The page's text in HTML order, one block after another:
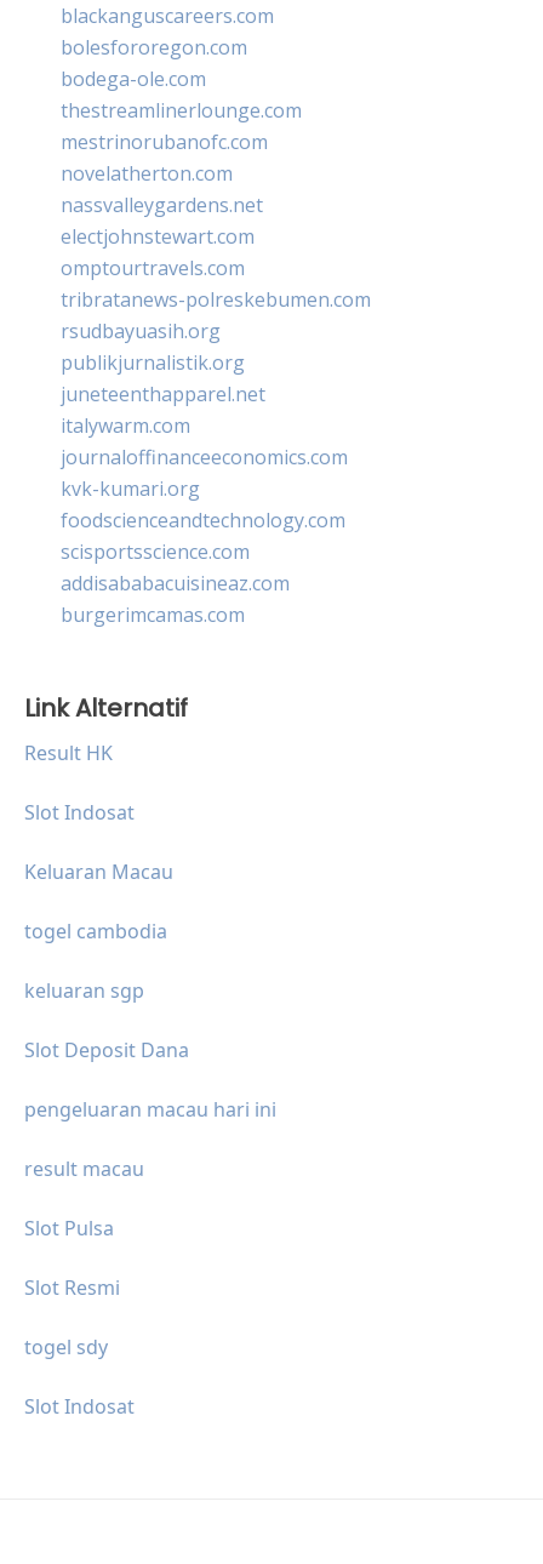
blackanguscareers.com
bolesfororegon.com
bodega-ole.com
thestreamlinerlounge.com
mestrinorubanofc.com
novelatherton.com
nassvalleygardens.net
electjohnstewart.com
omptourtravels.com
tribratanews-polreskebumen.com
rsudbayuasih.org
publikjurnalistik.org
juneteenthapparel.net
italywarm.com
journaloffinanceeconomics.com
kvk-kumari.org
foodscienceandtechnology.com
scisportsscience.com
addisababacuisineaz.com
burgerimcamas.com
Link Alternatif
Result HK
Slot Indosat
Keluaran Macau
togel cambodia
keluaran sgp
Slot Deposit Dana
pengeluaran macau hari ini
result macau
Slot Pulsa
Slot Resmi
togel sdy
Slot Indosat